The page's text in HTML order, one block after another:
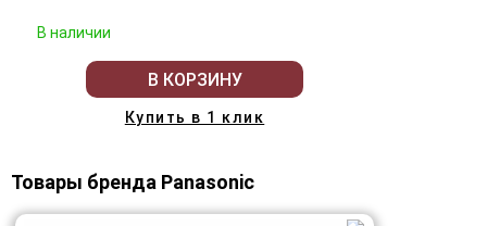
В наличии
В КОРЗИНУ
Купить в 1 клик
Товары бренда Panasonic